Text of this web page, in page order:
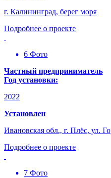
г. Калининград, берег моря
Подробнее о проекте
6 Фото
Частный предприниматель
Год установки:
2022
Установлен
Ивановская обл., г. Плёс, ул.
Подробнее о проекте
7 Фото